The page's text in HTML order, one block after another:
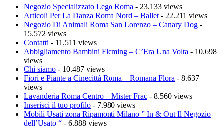
Negozio Specializzato Lego Roma - 23.133 views
Articoli Per La Danza Roma Nord – Ballet - 22.211 views
Negozio Di Animali Roma San Lorenzo – Canary Dog -
15.572 views
Contatti - 11.511 views
Abbigliamento Bambini Fleming – C’Era Una Volta - 10.698
views
Chi siamo - 10.487 views
Fiori e Piante a Cinecittà Roma – Romana Flora - 8.637
views
Lavanderia Roma Centro – Mister Frac - 8.560 views
Inserisci il tuo profilo - 7.980 views
Mobili Usati zona Ripamonti Milano ” In & Out Il Negozio
dell’Usato “ - 6.888 views